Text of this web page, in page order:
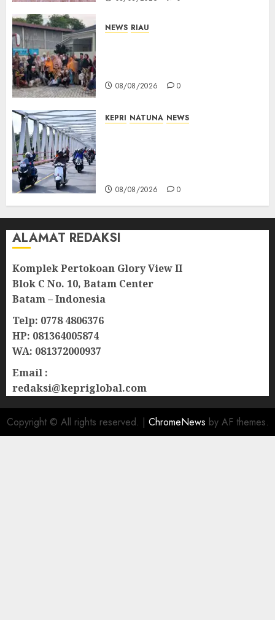
NEWS RIAU
08/08/2026 0
KEPRI NATUNA NEWS
08/08/2026 0
ALAMAT REDAKSI
Komplek Pertokoan Glory View II
Blok C No. 10, Batam Center
Batam – Indonesia
Telp: 0778 4806376
HP: 081364005874
WA: 081372000937
Email :
redaksi@kepriglobal.com
Copyright © All rights reserved. | ChromeNews by AF themes.